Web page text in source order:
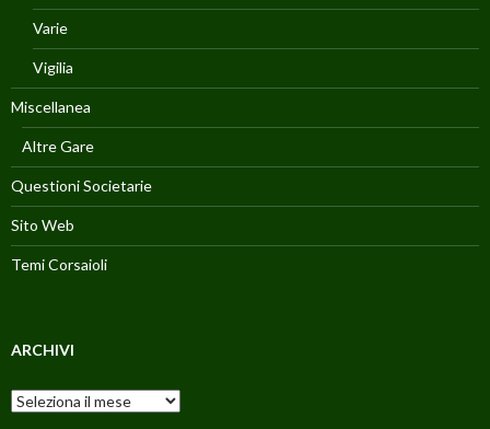
Varie
Vigilia
Miscellanea
Altre Gare
Questioni Societarie
Sito Web
Temi Corsaioli
ARCHIVI
Archivi